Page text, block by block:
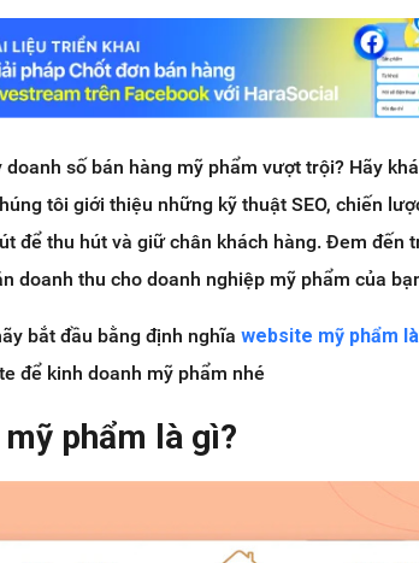
doanh số bán hàng mỹ phẩm vượt trội? Hãy
tôi giới thiệu những kỹ thuật SEO, chiến
để thu hút và giữ chân khách hàng. Đem đến
doanh thu cho doanh nghiệp mỹ phẩm của
bắt đầu bằng định nghĩawebsite mỹ phẩm
để kinh doanh mỹ phẩm nhé
phẩm là gì?